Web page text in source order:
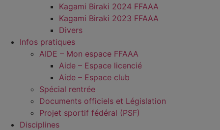
Kagami Biraki 2024 FFAAA
Kagami Biraki 2023 FFAAA
Divers
Infos pratiques
AIDE – Mon espace FFAAA
Aide – Espace licencié
Aide – Espace club
Spécial rentrée
Documents officiels et Législation
Projet sportif fédéral (PSF)
Disciplines